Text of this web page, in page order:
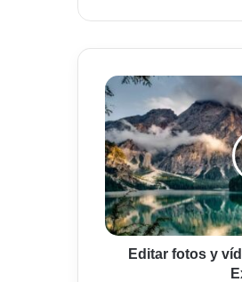
Editar
fotos
y
vídeos
online
con
Adobe
Express
Editar fotos y